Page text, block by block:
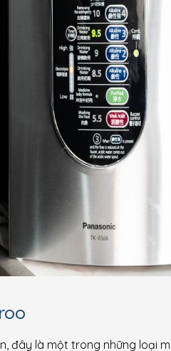
đây là một trong những loại